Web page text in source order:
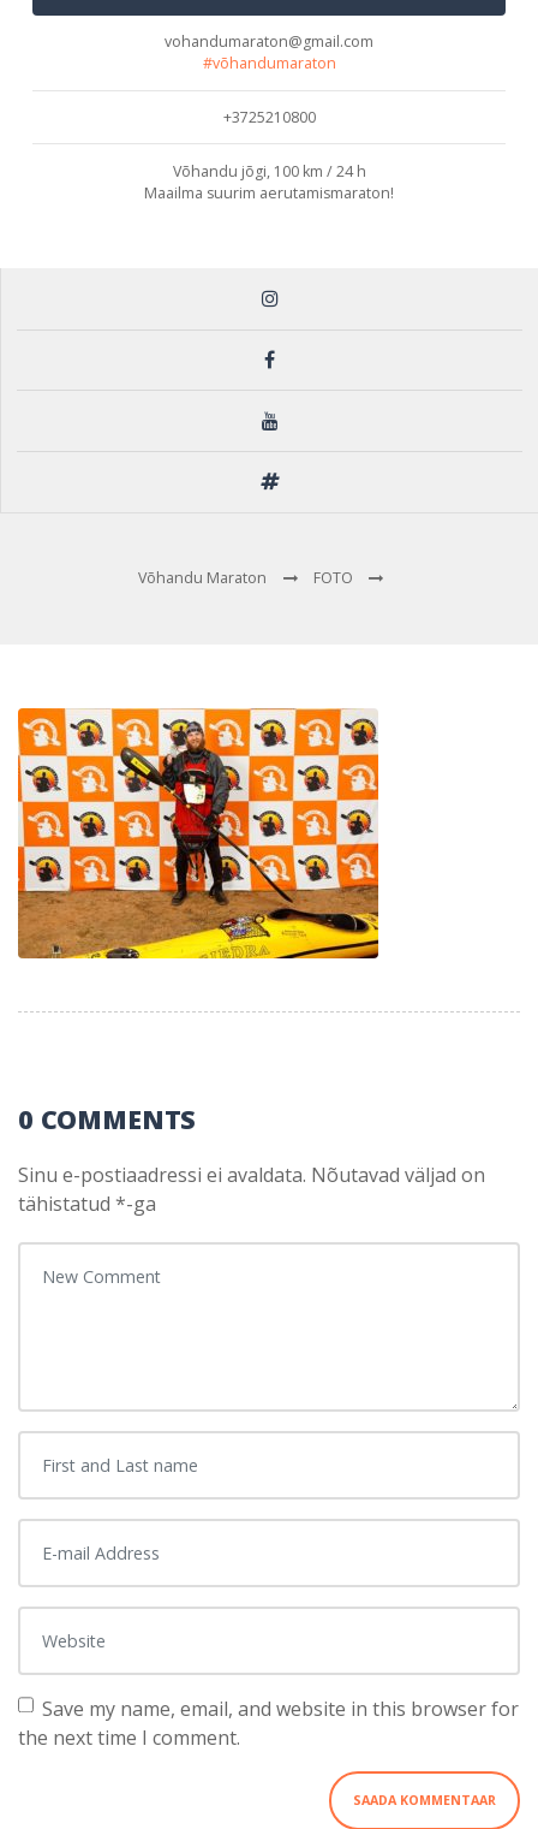
vohandumaraton@gmail.com
#võhandumaraton
+3725210800
Võhandu jõgi, 100 km / 24 h
Maailma suurim aerutamismaraton!
Võhandu Maraton FOTO
0 COMMENTS
Sinu e-postiaadressi ei avaldata. Nõutavad väljad on
tähistatud *-ga
Save my name, email, and website in this browser for
the next time I comment.